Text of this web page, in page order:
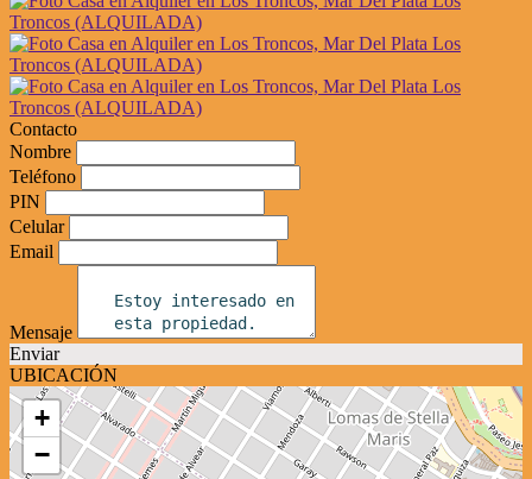
Contacto
Nombre
Teléfono
PIN
Celular
Email
Mensaje
Enviar
UBICACIÓN
+
−